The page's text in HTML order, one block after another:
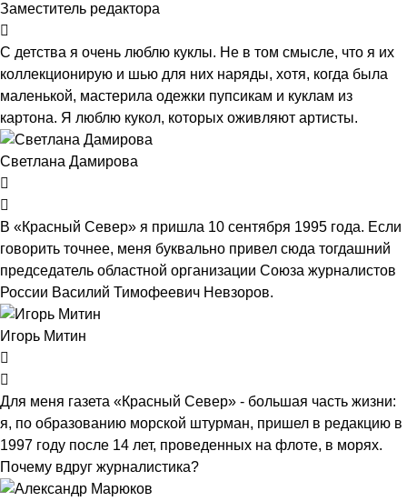
Заместитель редактора
С детства я очень люблю куклы. Не в том смысле, что я их
коллекционирую и шью для них наряды, хотя, когда была
маленькой, мастерила одежки пупсикам и куклам из
картона. Я люблю кукол, которых оживляют артисты.
Светлана Дамирова
В «Красный Север» я пришла 10 сентября 1995 года. Если
говорить точнее, меня буквально привел сюда тогдашний
председатель областной организации Союза журналистов
России Василий Тимофеевич Невзоров.
Игорь Митин
Для меня газета «Красный Север» - большая часть жизни:
я, по образованию морской штурман, пришел в редакцию в
1997 году после 14 лет, проведенных на флоте, в морях.
Почему вдруг журналистика?